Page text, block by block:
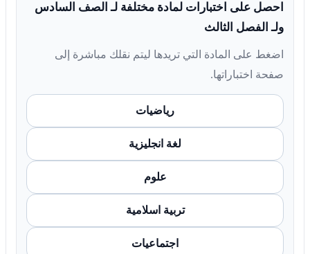
احصل على اختبارات لمادة مختلفة لـ الصف السادس
ولـ الفصل الثالث
اضغط على المادة التي تريدها ليتم نقلك مباشرة إلى
صفحة اختباراتها.
رياضيات
لغة انجليزية
علوم
تربية اسلامية
اجتماعيات